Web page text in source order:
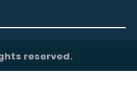
reserved.